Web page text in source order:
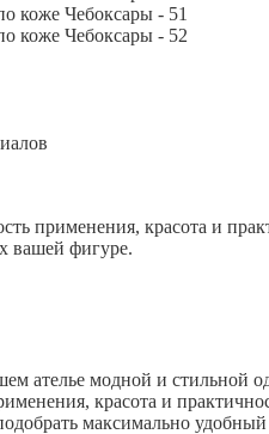
применения, красота и
вашей фигуре.
ателье модной и стильной
красота и
максимально